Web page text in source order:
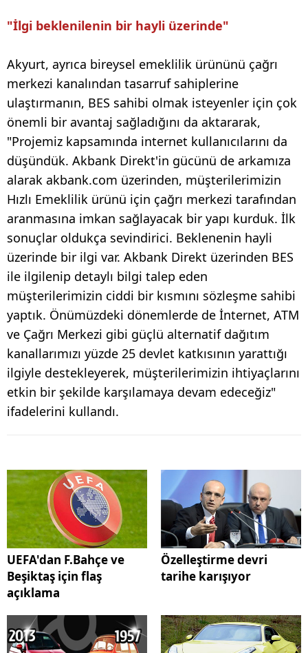
"İlgi beklenilenin bir hayli üzerinde"
Akyurt, ayrıca bireysel emeklilik ürününü çağrı
merkezi kanalından tasarruf sahiplerine
ulaştırmanın, BES sahibi olmak isteyenler için çok
önemli bir avantaj sağladığını da aktararak,
"Projemiz kapsamında internet kullanıcılarını da
düşündük. Akbank Direkt'in gücünü de arkamıza
alarak akbank.com üzerinden, müşterilerimizin
Hızlı Emeklilik ürünü için çağrı merkezi tarafından
aranmasına imkan sağlayacak bir yapı kurduk. İlk
sonuçlar oldukça sevindirici. Beklenenin hayli
üzerinde bir ilgi var. Akbank Direkt üzerinden BES
ile ilgilenip detaylı bilgi talep eden
müşterilerimizin ciddi bir kısmını sözleşme sahibi
yaptık. Önümüzdeki dönemlerde de İnternet, ATM
ve Çağrı Merkezi gibi güçlü alternatif dağıtım
kanallarımızı yüzde 25 devlet katkısının yarattığı
ilgiyle destekleyerek, müşterilerimizin ihtiyaçlarını
etkin bir şekilde karşılamaya devam edeceğiz"
ifadelerini kullandı.
UEFA'dan F.Bahçe ve
Beşiktaş için flaş
açıklama
Özelleştirme devri
tarihe karışıyor